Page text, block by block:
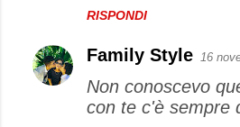
RISPONDI
Family Style 16
Non conoscevo
con te c'è sempre